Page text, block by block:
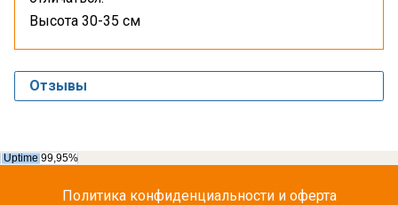
Высота 30-35 см
Отзывы
Политика конфиденциальности и оферта